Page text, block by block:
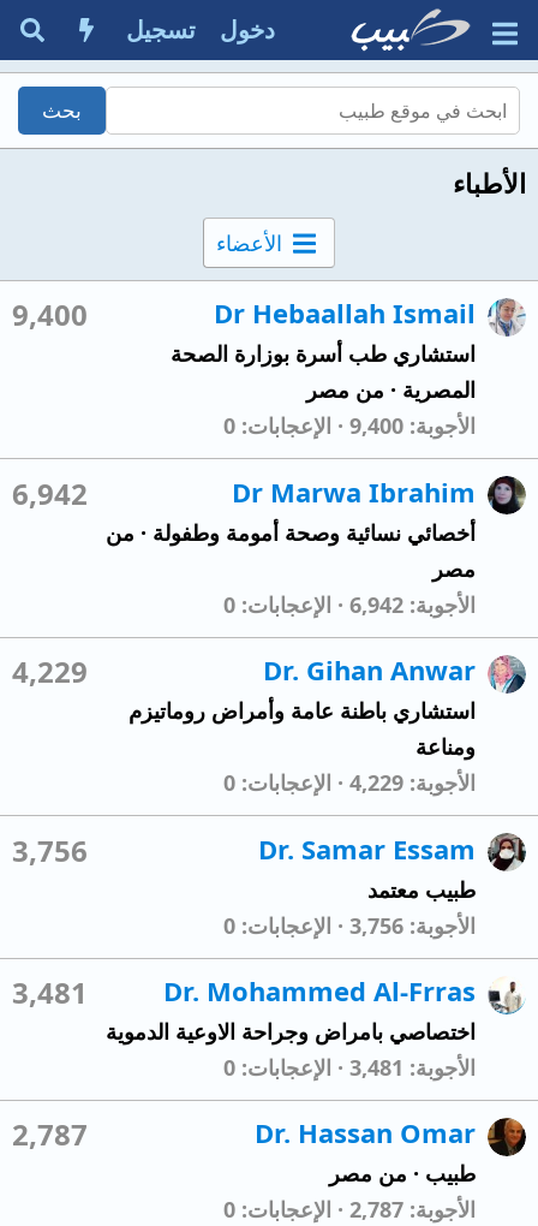
دخول تسجيل
الأطباء
الأعضاء
9,400 Dr Hebaallah Ismail
استشاري طب أسرة بوزارة الصحة
المصرية · من مصر
الأجوبة 9,400 الإعجابات 0
6,942 Dr Marwa Ibrahim
أخصائي نسائية وصحة أمومة وطفولة · من
مصر
الأجوبة 6,942 الإعجابات 0
4,229 Dr. Gihan Anwar
استشاري باطنة عامة وأمراض روماتيزم
ومناعة
الأجوبة 4,229 الإعجابات 0
3,756 Dr. Samar Essam
طبيب معتمد
الأجوبة 3,756 الإعجابات 0
3,481 Dr. Mohammed Al-Frras
اختصاصي بامراض وجراحة الاوعية الدموية
الأجوبة 3,481 الإعجابات 0
2,787 Dr. Hassan Omar
طبيب · من مصر
الأجوبة 2,787 الإعجابات 0